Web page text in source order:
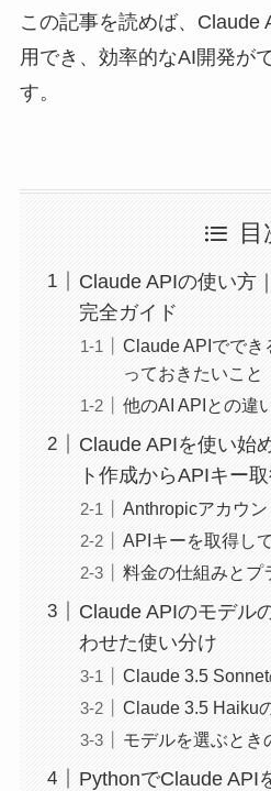
この記事を読めば、Claude
用でき、効率的なAI開発が
す。
目
Claude APIの使い方
完全ガイド
Claude APIででき
っておきたいこと
他のAI APIとの違
Claude APIを使い始
ト作成からAPIキー
Anthropicアカウ
APIキーを取得し
料金の仕組みとプ
Claude APIのモデル
わせた使い分け
Claude 3.5
Claude 3.5 Haiku
モデルを選ぶとき
PythonでClaude API